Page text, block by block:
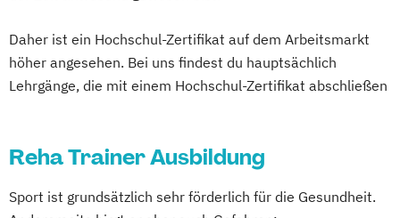
Geprüfter Fachwirt für Prävention und
Gesundheitsförderung (IHK)
Geprüfter Fachwirt im Betrieblichen
Heilpraktiker - Vorbereitung auf die
amtsärztliche Überprüfung
Daher ist ein Hochschul-Zertifikat auf dem Arbeitsmarkt
höher angesehen. Bei uns findest du hauptsächlich
Lehrgänge, die mit einem Hochschul-Zertifikat abschließen
Reha Trainer Ausbildung
Sport ist grundsätzlich sehr förderlich für die Gesundheit.